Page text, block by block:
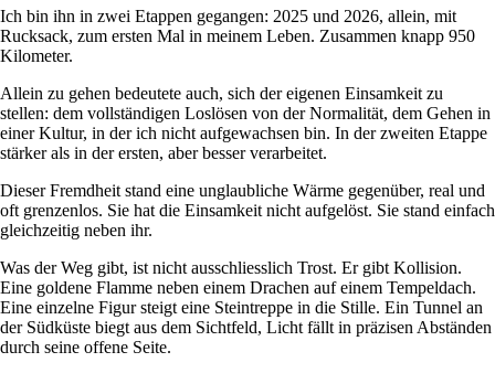
Ich bin ihn in zwei Etappen gegangen: 2025 und 2026, allein, mit
Rucksack, zum ersten Mal in meinem Leben. Zusammen knapp 950
Kilometer.
Allein zu gehen bedeutete auch, sich der eigenen Einsamkeit zu
stellen: dem vollständigen Loslösen von der Normalität, dem Gehen in
einer Kultur, in der ich nicht aufgewachsen bin. In der zweiten Etappe
stärker als in der ersten, aber besser verarbeitet.
Dieser Fremdheit stand eine unglaubliche Wärme gegenüber, real und
oft grenzenlos. Sie hat die Einsamkeit nicht aufgelöst. Sie stand einfach
gleichzeitig neben ihr.
Was der Weg gibt, ist nicht ausschliesslich Trost. Er gibt Kollision.
Eine goldene Flamme neben einem Drachen auf einem Tempeldach.
Eine einzelne Figur steigt eine Steintreppe in die Stille. Ein Tunnel an
der Südküste biegt aus dem Sichtfeld, Licht fällt in präzisen Abständen
durch seine offene Seite.